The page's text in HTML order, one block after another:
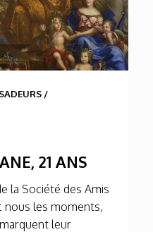
/
21 ANS
la Société des Amis
nous les moments,
leur